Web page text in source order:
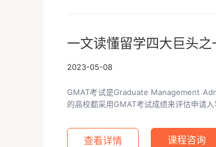
一文读懂留学四大巨头
2023-05-08
GMAT考试是Graduate Management
的高校都采用GMAT考试成绩来评估申请
查看详情 课程咨询